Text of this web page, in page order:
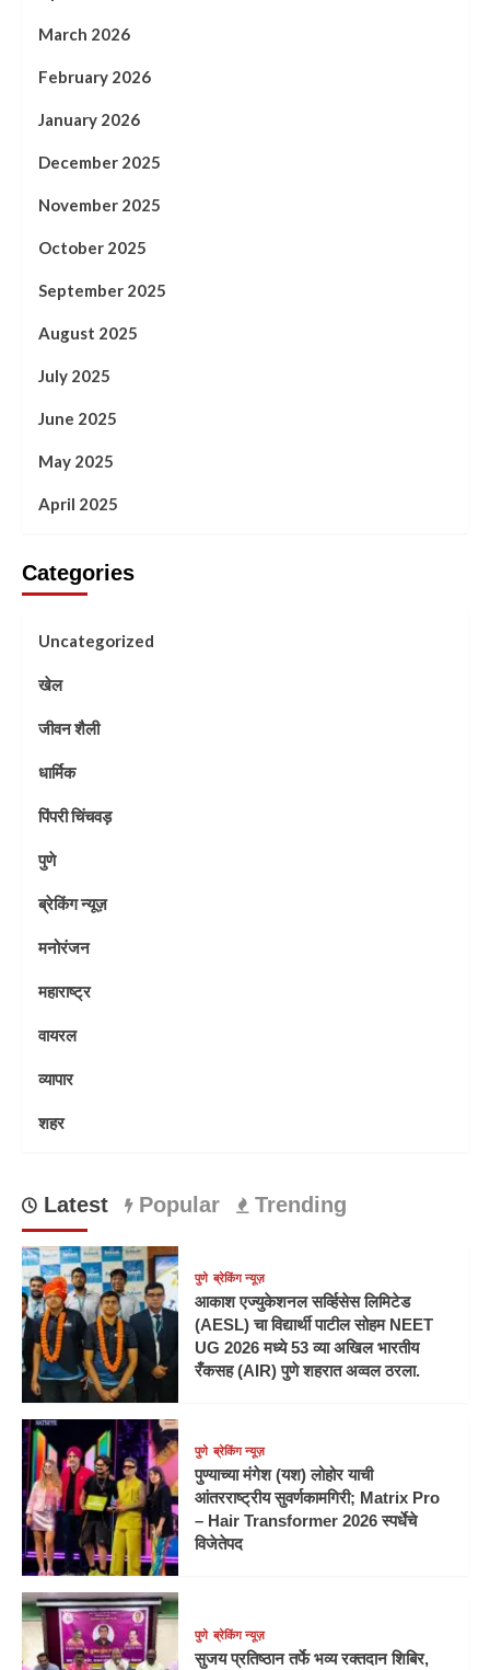
March 2026
February 2026
January 2026
December 2025
November 2025
October 2025
September 2025
August 2025
July 2025
June 2025
May 2025
April 2025
Categories
Uncategorized
खेल
जीवन शैली
धार्मिक
पिंपरी चिंचवड़
पुणे
ब्रेकिंग न्यूज़
मनोरंजन
महाराष्ट्र
वायरल
व्यापार
शहर
Latest Popular Trending
पुणे ब्रेकिंग न्यूज़
आकाश एज्युकेशनल सर्व्हिसेस लिमिटेड
(AESL) चा विद्यार्थी पाटील सोहम NEET
UG 2026 मध्ये 53 व्या अखिल भारतीय
रँकसह (AIR) पुणे शहरात अव्वल ठरला.
पुणे ब्रेकिंग न्यूज़
पुण्याच्या मंगेश (यश) लोहोर याची
आंतरराष्ट्रीय सुवर्णकामगिरी; Matrix Pro
– Hair Transformer 2026 स्पर्धेचे
विजेतेपद
पुणे ब्रेकिंग न्यूज़
सुजय प्रतिष्ठान तर्फे भव्य रक्तदान शिबिर,